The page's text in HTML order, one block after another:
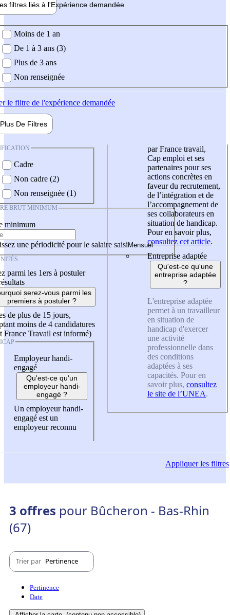
filtres liés à l'Expérience demandée
demandée
Moins de 1 an
De 1 à 3 ans (3)
Plus de 3 ans
Non renseignée
le filtre de l'expérience demandée
Plus De Filtres
Cadre
Non cadre (2)
Non renseignée (1)
BRUT MINIMUM
minimum
une périodicité pour le salaire saisi
parmi les 1ers à postuler
serez-vous parmi les
premiers à postuler ?
de plus de 15 jours,
moins de 4 candidatures
France Travail est informé)
Employeur handi-
engagé
Qu'est-ce qu'un
employeur handi-
engagé ?
Un employeur handi-
engagé est un
employeur reconnu
par France travail,
Cap emploi et ses
partenaires pour ses
actions concrètes en
faveur du recrutement,
de l’intégration et de
l’accompagnement de
ses collaborateurs en
situation de handicap.
Pour en savoir plus,
consultez cet article.
Entreprise adaptée
Qu'est-ce qu'une
entreprise adaptée
?
L'entreprise adaptée
permet à un travailleur
en situation de
handicap d'exercer
une activité
professionnelle dans
des conditions
adaptées à ses
capacités. Pour en
savoir plus, consultez
le site de l’UNEA.
Appliquerles filtres
3 offres pour Bûcheron - Bas-Rhin
(67)
Trier par Pertinence
Pertinence
Date